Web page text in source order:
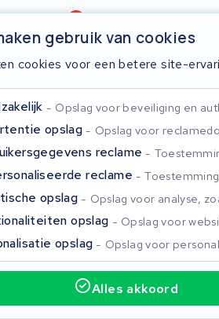
4,6/5
2 jaar garantie
gebruik van cookies
cookies voor een betere site-
Opslag voor beveiliging en
opslag Opslag voor
reclame
reclame
opslag Opslag voor analyse,
opslag Opslag voor
opslag Opslag voor
Alles akkoord
Sluiten
om te zoeken